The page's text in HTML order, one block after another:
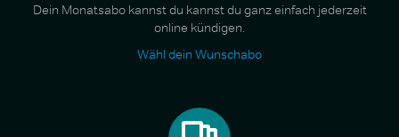
Dein Monatsabo kannst du kannst du ganz einfach jederzeit
online kündigen.
Wähl dein Wunschabo